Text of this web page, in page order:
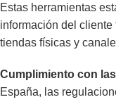
Estas herramientas
información del
tiendas físicas y
Cumplimiento con
España, las